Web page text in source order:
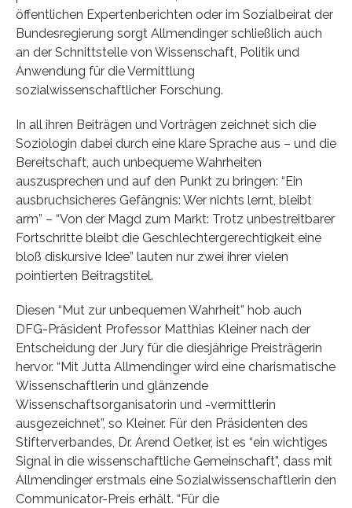
öffentlichen Expertenberichten oder im Sozialbeirat der
Bundesregierung sorgt Allmendinger schließlich auch
an der Schnittstelle von Wissenschaft, Politik und
Anwendung für die Vermittlung
sozialwissenschaftlicher Forschung.
In all ihren Beiträgen und Vorträgen zeichnet sich die
Soziologin dabei durch eine klare Sprache aus – und die
Bereitschaft, auch unbequeme Wahrheiten
auszusprechen und auf den Punkt zu bringen: “Ein
ausbruchsicheres Gefängnis: Wer nichts lernt, bleibt
arm” – “Von der Magd zum Markt: Trotz unbestreitbarer
Fortschritte bleibt die Geschlechtergerechtigkeit eine
bloß diskursive Idee” lauten nur zwei ihrer vielen
pointierten Beitragstitel.
Diesen “Mut zur unbequemen Wahrheit” hob auch
DFG-Präsident Professor Matthias Kleiner nach der
Entscheidung der Jury für die diesjährige Preisträgerin
hervor. “Mit Jutta Allmendinger wird eine charismatische
Wissenschaftlerin und glänzende
Wissenschaftsorganisatorin und -vermittlerin
ausgezeichnet”, so Kleiner. Für den Präsidenten des
Stifterverbandes, Dr. Arend Oetker, ist es “ein wichtiges
Signal in die wissenschaftliche Gemeinschaft”, dass mit
Allmendinger erstmals eine Sozialwissenschaftlerin den
Communicator-Preis erhält. “Für die